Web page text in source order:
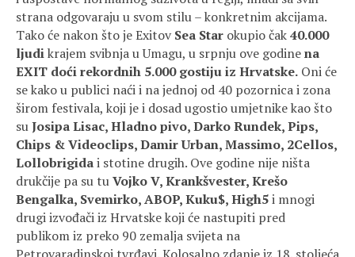
strana odgovaraju u svom stilu – konkretnim akcijama.
Tako će nakon što je ExitovSea Star okupio čak40.000
ljudikrajem svibnja u Umagu, u srpnju ove godinena
EXIT doći rekordnih 5.000 gostiju iz Hrvatske. Oni će
se kako u publici naći i na jednoj od 40 pozornica i zona
širom festivala, koji je i dosad ugostio umjetnike kao što
suJosipa Lisac, Hladno pivo, Darko Rundek, Pips,
Chips & Videoclips, Damir Urban, Massimo, 2Cellos,
Lollobrigidai stotine drugih. Ove godine nije ništa
drukčije pa su tuVojko V, Krankšvester, Krešo
Bengalka, Svemirko, ABOP, Kuku$, High5i mnogi
drugi izvođači iz Hrvatske koji će nastupiti pred
publikom iz preko 90 zemalja svijeta na